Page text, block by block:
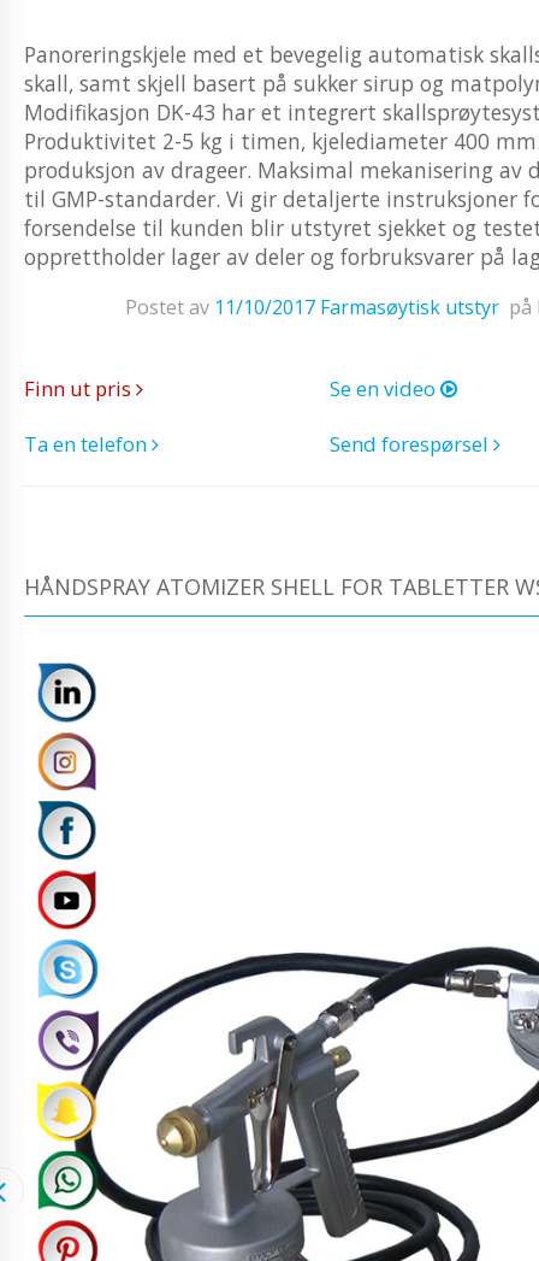
Panoreringskjele med et bevegelig automatisk
skall, samt skjell basert på sukker sirup og
Modifikasjon DK-43 har et integrert
Produktivitet 2-5 kg ​​i timen, kjelediameter 400
produksjon av drageer. Maksimal mekanisering
til GMP-standarder. Vi gir detaljerte instruksjoner
forsendelse til kunden blir utstyret sjekket og
opprettholder lager av deler og forbruksvarer på
Postet av 11/10/2017 Farmasøytisk utstyr på
Finn ut pris
Se en video
Ta en telefon
Send forespørsel
HÅNDSPRAY ATOMIZER SHELL FOR TABLETTER